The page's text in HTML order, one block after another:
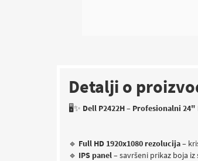
Detalji o
🖥️✨ Dell P2422H – Profesionalni
🔹 Full HD 1920x1080 rezolucija–
🔹 IPS panel– savršeni prikaz boja iz